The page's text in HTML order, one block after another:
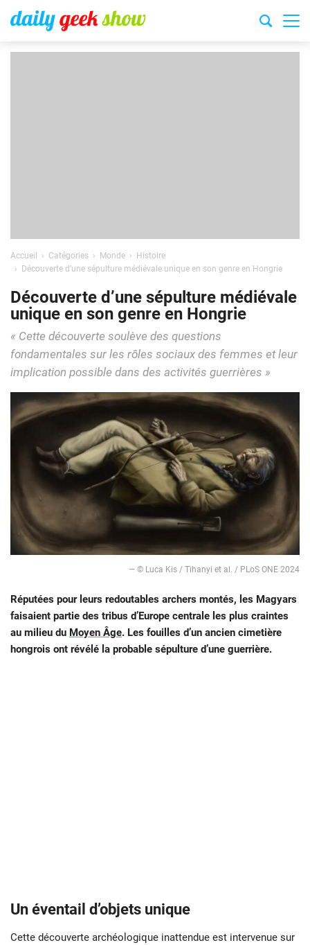
Accueil Catégories Monde
Histoire
Découverte d’une sépulture médiévale unique en son genre en Hongrie
Découverte d’une sépulture médiévale
unique en son genre en Hongrie
« Cette découverte soulève des questions
fondamentales sur les rôles sociaux des femmes et leur
implication possible dans des activités guerrières »
— © Luca Kis / Tihanyi et al. / PLoS ONE 2024
Réputées pour leurs redoutables archers montés, les Magyars
faisaient partie des tribus d’Europe centrale les plus craintes
au milieu du Moyen Âge. Les fouilles d’un ancien cimetière
hongrois ont révélé la probable sépulture d’une guerrière.
Un éventail d’objets unique
Cette découverte archéologique inattendue est intervenue sur